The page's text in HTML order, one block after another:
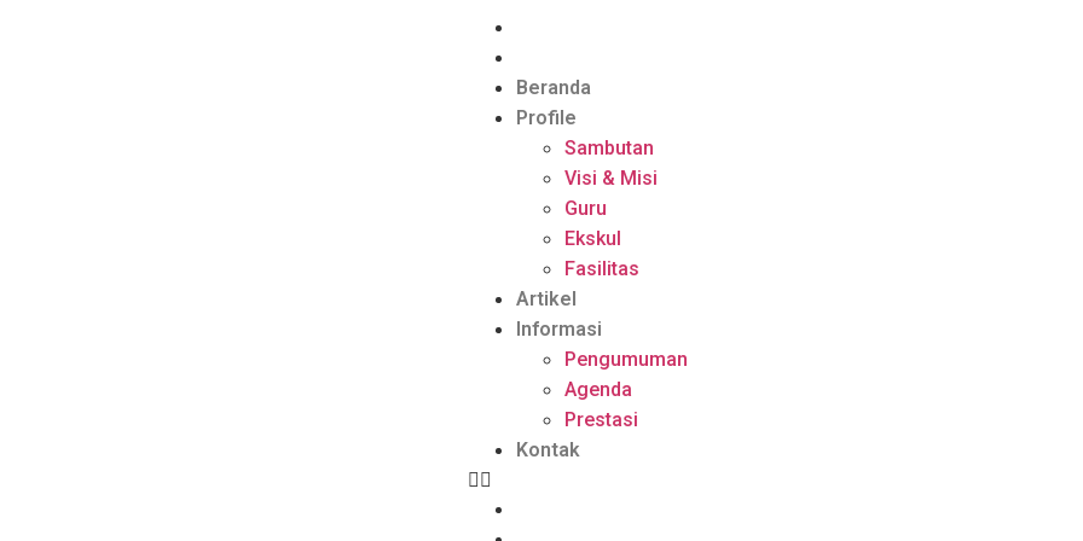
Beranda
Profile
Sambutan
Visi & Misi
Guru
Ekskul
Fasilitas
Artikel
Informasi
Pengumuman
Agenda
Prestasi
Kontak